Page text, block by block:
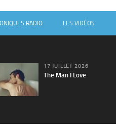
RADIO LES VIDÉOS
17 JUILLET 2026
The Man I Love